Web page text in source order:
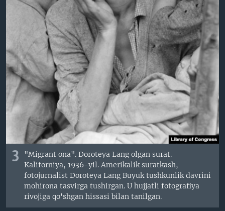
3
"Migrant ona". Doroteya Lang olgan surat.
Kaliforniya, 1936-yil. Amerikalik suratkash,
fotojurnalist Doroteya Lang Buyuk tushkunlik davrini
mohirona tasvirga tushirgan. U hujjatli fotografiya
rivojiga qo'shgan hissasi bilan tanilgan.